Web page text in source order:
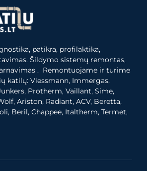
patikra, profilaktika,
Šildymo sistemų remontas,
. Remontuojame ir turime
katilų: Viessmann, Immergas,
Protherm, Vaillant, Sime,
Ariston, Radiant, ACV, Beretta,
Beril, Chappee, Italtherm, Termet,